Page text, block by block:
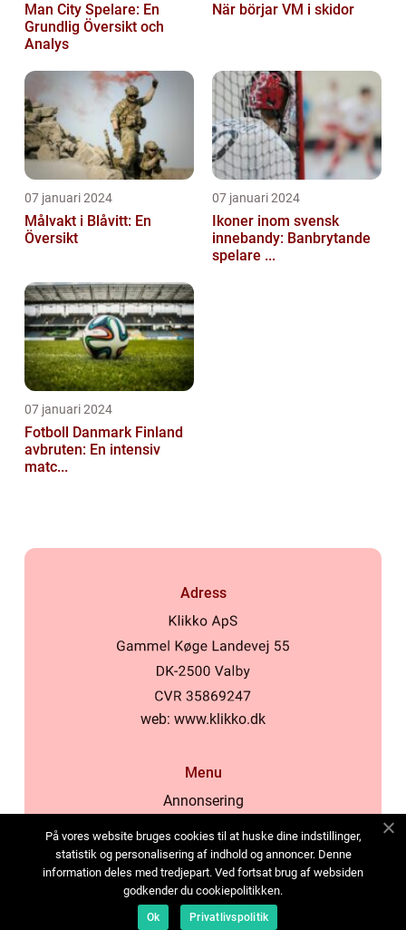
Man City Spelare: En
Grundlig Översikt och
Analys
När börjar VM i skidor
07 januari 2024
Målvakt i Blåvitt: En
Översikt
07 januari 2024
Ikoner inom svensk
innebandy: Banbrytande
spelare ...
07 januari 2024
Fotboll Danmark Finland
avbruten: En intensiv
matc...
Adress
web: www.klikko.dk
Menu
Annonsering
Cookies
Kontakta oss
Sitemap
På vores website bruges cookies til at huske dine indstillinger,
statistik og personalisering af indhold og annoncer. Denne
information deles med tredjepart. Ved fortsat brug af websiden
godkender du cookiepolitikken.
Ok Privatlivspolitik